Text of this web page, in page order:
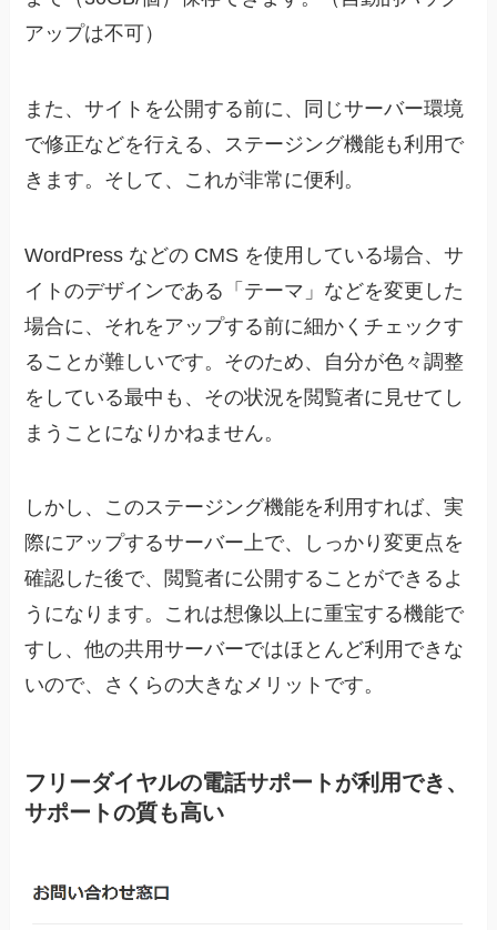
アップは不可）
また、サイトを公開する前に、同じサーバー環境
で修正などを行える、ステージング機能も利用で
きます。そして、これが非常に便利。
WordPress などの CMS を使用している場合、サ
イトのデザインである「テーマ」などを変更した
場合に、それをアップする前に細かくチェックす
ることが難しいです。そのため、自分が色々調整
をしている最中も、その状況を閲覧者に見せてし
まうことになりかねません。
しかし、このステージング機能を利用すれば、実
際にアップするサーバー上で、しっかり変更点を
確認した後で、閲覧者に公開することができるよ
うになります。これは想像以上に重宝する機能で
すし、他の共用サーバーではほとんど利用できな
いので、さくらの大きなメリットです。
フリーダイヤルの電話サポートが利用でき、
サポートの質も高い